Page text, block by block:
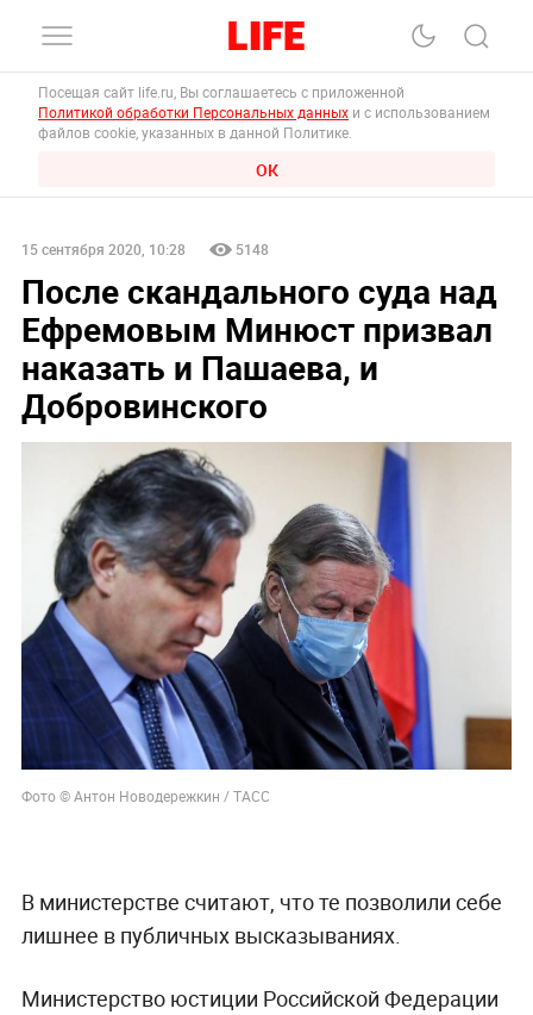
Посещая сайт life.ru, Вы соглашаетесь с приложенной
Политикой обработки Персональных данных и с использованием
файлов cookie, указанных в данной Политике.
ОК
15 сентября 2020, 10:28 5148
После скандального суда над
Ефремовым Минюст призвал
наказать и Пашаева, и
Добровинского
Фото © Антон Новодережкин / ТАСС
В министерстве считают, что те позволили себе
лишнее в публичных высказываниях.
Министерство юстиции Российской Федерации